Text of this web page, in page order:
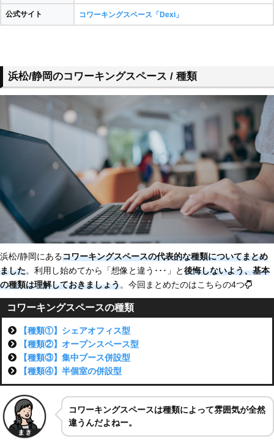
公式サイト コワーキングスペース「Dexi」
浜松/静岡のコワーキングスペース / 種類
浜松/静岡にあるコワーキングスペースの代表的な種類についてまとめ
ました。利用し始めてから「想像と違う･･･」と後悔しないよう、基本
の種類は理解しておきましょう。今回まとめたのはこちらの4つ
コワーキングスペースの種類
【種類①】シェアオフィス型
【種類②】オープンスペース型
【種類③】集中ブース併設型
【種類④】半個室の併設型
コワーキングスペースは種類によって雰囲気が全然
違うんだよねー。